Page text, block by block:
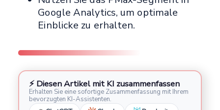
Google Analytics, um optimale
Einblicke zu erhalten.
⚡ Diesen Artikel mit KI zusammenfassen
Erhalten Sie eine sofortige Zusammenfassung mit Ihrem
bevorzugten KI-Assistenten.